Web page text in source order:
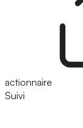
actionnaire
Suivi